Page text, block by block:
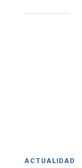
ACTUALIDAD